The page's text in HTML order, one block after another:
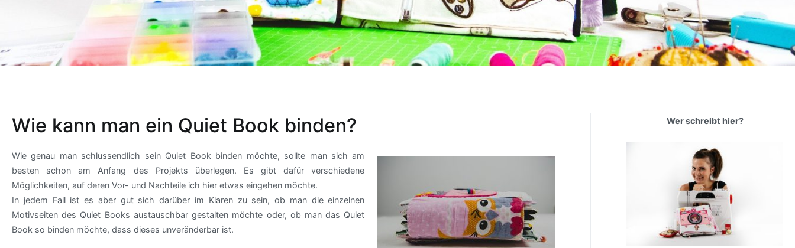
Wie kann man ein Quiet Book binden?
Wie genau man schlussendlich sein Quiet Book binden möchte, sollte man sich am
besten schon am Anfang des Projekts überlegen. Es gibt dafür verschiedene
Möglichkeiten, auf deren Vor- und Nachteile ich hier etwas eingehen möchte.
In jedem Fall ist es aber gut sich darüber im Klaren zu sein, ob man die einzelnen
Motivseiten des Quiet Books austauschbar gestalten möchte oder, ob man das Quiet
Book so binden möchte, dass dieses unveränderbar ist.
Wer schreibt hier?